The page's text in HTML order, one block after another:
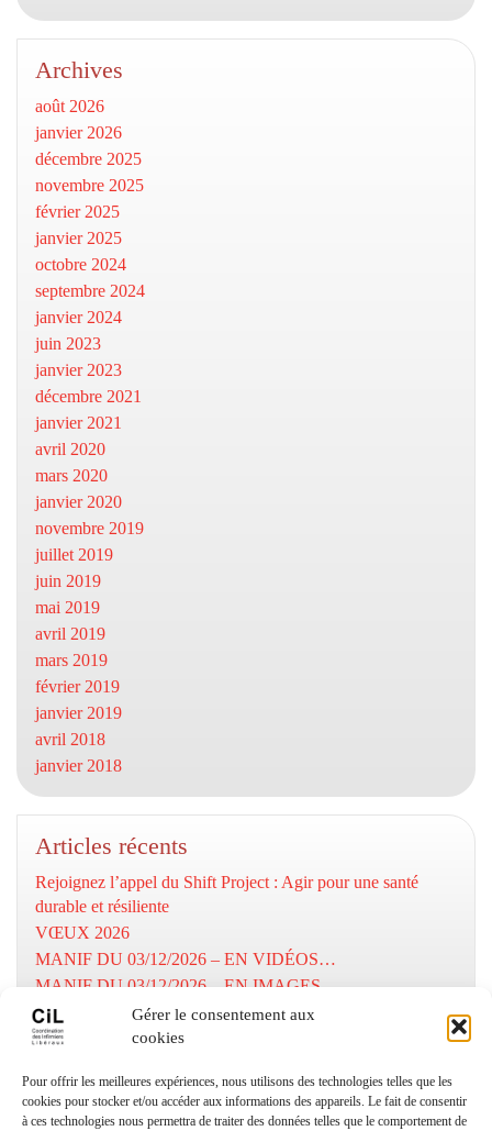
Gérer le consentement aux
cookies
Pour offrir les meilleures expériences, nous utilisons des technologies telles que les
cookies pour stocker et/ou accéder aux informations des appareils. Le fait de consentir
à ces technologies nous permettra de traiter des données telles que le comportement de
Archives
août 2026
janvier 2026
décembre 2025
novembre 2025
février 2025
janvier 2025
octobre 2024
septembre 2024
janvier 2024
juin 2023
janvier 2023
décembre 2021
janvier 2021
avril 2020
mars 2020
janvier 2020
novembre 2019
juillet 2019
juin 2019
mai 2019
avril 2019
mars 2019
février 2019
janvier 2019
avril 2018
janvier 2018
Articles récents
Rejoignez l’appel du Shift Project : Agir pour une santé
durable et résiliente
VŒUX 2026
MANIF DU 03/12/2026 – EN VIDÉOS…
MANIF DU 03/12/2026 – EN IMAGES…
MOBILISATION DU 03/12/2025
Numéros utiles